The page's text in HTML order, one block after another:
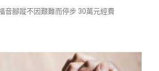
音腳蹤不因艱難而停步 30萬元經費